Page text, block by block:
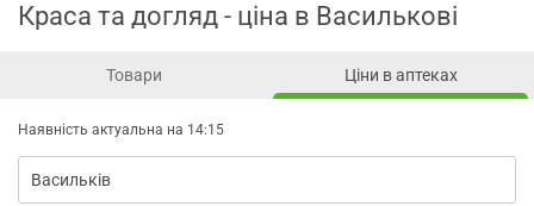
Краса та догляд - ціна в Василькові
Товари Ціни в аптеках
Наявність актуальна на 14:15